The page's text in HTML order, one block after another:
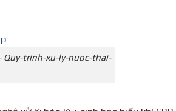
trinh-xu-ly-nuoc-thai-